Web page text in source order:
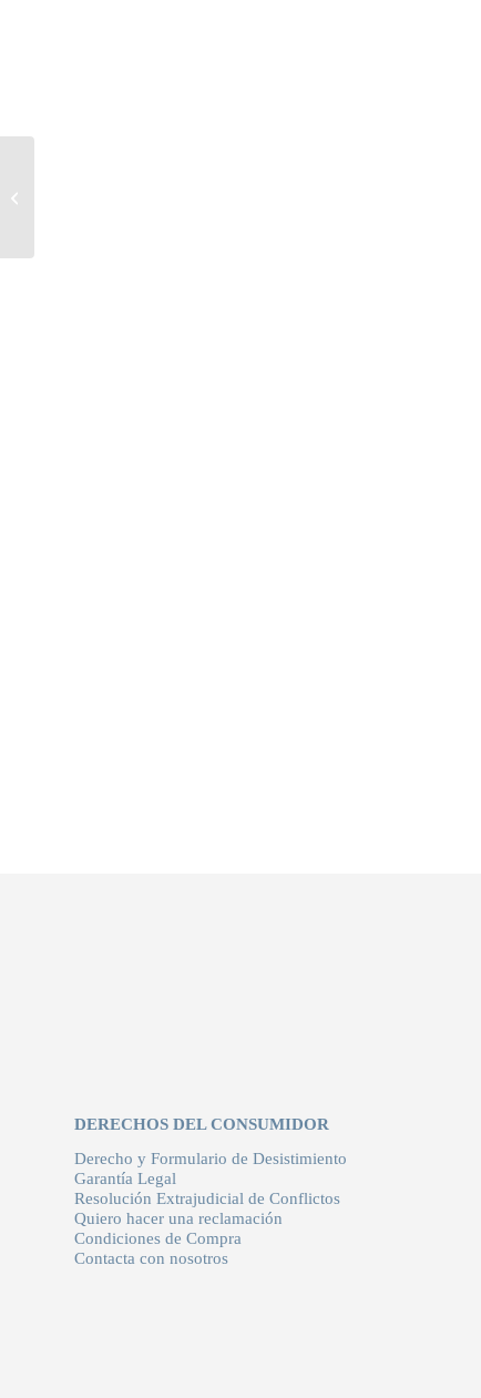
DERECHOS DEL CONSUMIDOR
Derecho y Formulario de Desistimiento
Garantía Legal
Resolución Extrajudicial de Conflictos
Quiero hacer una reclamación
Condiciones de Compra
Contacta con nosotros